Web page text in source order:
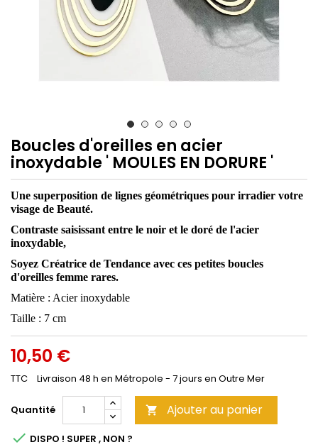
Boucles d'oreilles en acier
inoxydable ' MOULES EN DORURE '
Une superposition de lignes géométriques pour irradier votre
visage de Beauté.
Contraste saisissant entre le noir et le doré de l'acier
inoxydable,
Soyez Créatrice de Tendance avec ces petites boucles
d'oreilles femme rares.
Matière : Acier inoxydable
Taille : 7 cm
10,50 €
TTC Livraison 48 h en Métropole - 7 jours en Outre Mer
Quantité  Ajouter au panier
 DISPO ! SUPER , NON ?